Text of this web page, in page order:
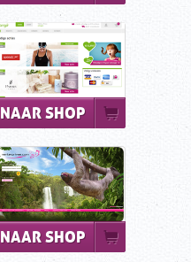
NAAR SHOP
NAAR SHOP